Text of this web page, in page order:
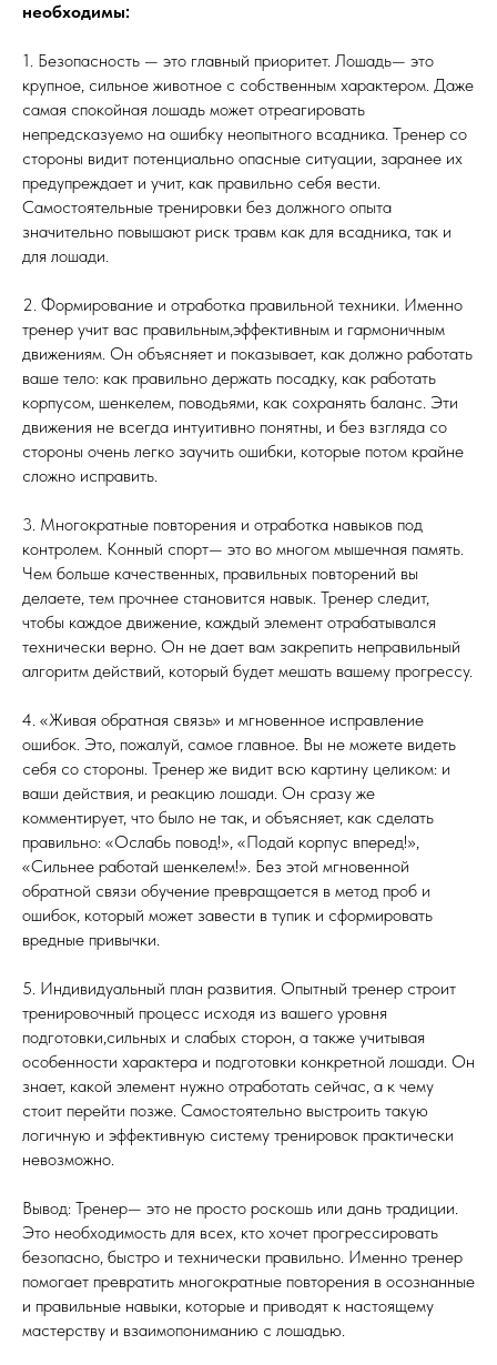
необходимы:
1. Безопасность — это главный приоритет. Лошадь— это
крупное, сильное животное с собственным характером. Даже
самая спокойная лошадь может отреагировать
непредсказуемо на ошибку неопытного всадника. Тренер со
стороны видит потенциально опасные ситуации, заранее их
предупреждает и учит, как правильно себя вести.
Самостоятельные тренировки без должного опыта
значительно повышают риск травм как для всадника, так и
для лошади.
2. Формирование и отработка правильной техники. Именно
тренер учит вас правильным,эффективным и гармоничным
движениям. Он объясняет и показывает, как должно работать
ваше тело: как правильно держать посадку, как работать
корпусом, шенкелем, поводьями, как сохранять баланс. Эти
движения не всегда интуитивно понятны, и без взгляда со
стороны очень легко заучить ошибки, которые потом крайне
сложно исправить.
3. Многократные повторения и отработка навыков под
контролем. Конный спорт— это во многом мышечная память.
Чем больше качественных, правильных повторений вы
делаете, тем прочнее становится навык. Тренер следит,
чтобы каждое движение, каждый элемент отрабатывался
технически верно. Он не дает вам закрепить неправильный
алгоритм действий, который будет мешать вашему прогрессу.
4. «Живая обратная связь» и мгновенное исправление
ошибок. Это, пожалуй, самое главное. Вы не можете видеть
себя со стороны. Тренер же видит всю картину целиком: и
ваши действия, и реакцию лошади. Он сразу же
комментирует, что было не так, и объясняет, как сделать
правильно: «Ослабь повод!», «Подай корпус вперед!»,
«Сильнее работай шенкелем!». Без этой мгновенной
обратной связи обучение превращается в метод проб и
ошибок, который может завести в тупик и сформировать
вредные привычки.
5. Индивидуальный план развития. Опытный тренер строит
тренировочный процесс исходя из вашего уровня
подготовки,сильных и слабых сторон, а также учитывая
особенности характера и подготовки конкретной лошади. Он
знает, какой элемент нужно отработать сейчас, а к чему
стоит перейти позже. Самостоятельно выстроить такую
логичную и эффективную систему тренировок практически
невозможно.
Вывод: Тренер— это не просто роскошь или дань традиции.
Это необходимость для всех, кто хочет прогрессировать
безопасно, быстро и технически правильно. Именно тренер
помогает превратить многократные повторения в осознанные
и правильные навыки, которые и приводят к настоящему
мастерству и взаимопониманию с лошадью.